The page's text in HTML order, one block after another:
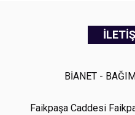
BİANET -
Faikpaşa Caddesi